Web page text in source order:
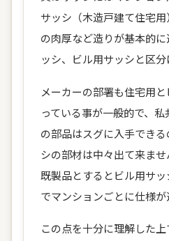
サッシ（木造戸建て住宅
の肉厚など造りが基本的
ッシ、ビル用サッシと区分
メーカーの部署も住宅用
っている事が一般的で、
の部品はスグに入手でき
シの部材は中々出て来ま
既製品とするとビル用サ
でマンションごとに仕様が
この点を十分に理解した